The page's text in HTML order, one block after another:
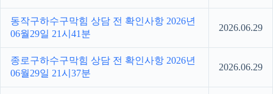
동작구하수구막힘 상담 전 확인사항 2026년
06월29일 21시41분
2026.06.29
종로구하수구막힘 상담 전 확인사항 2026년
06월29일 21시37분
2026.06.29